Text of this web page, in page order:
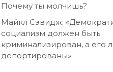
Почему ты молчишь?
Майкл Сэвидж:
социализм должен быть
криминализирован, а его
депортированы»